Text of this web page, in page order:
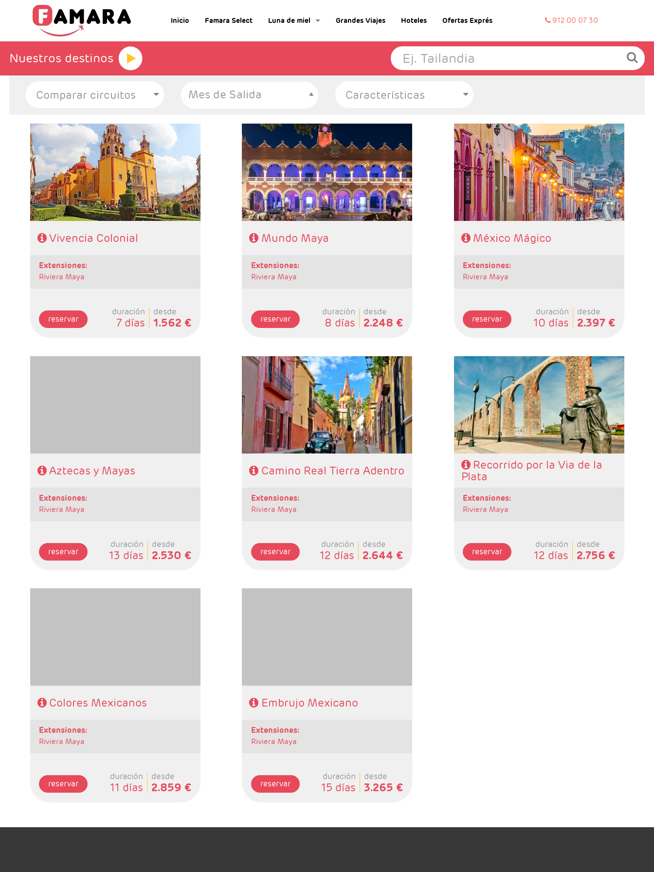
Inicio Famara Select Luna de miel Grandes Viajes Hoteles Ofertas Exprés 912 00 07 30
Nuestros destinos
Mes de Salida
-Salidas: Lunes
- Ruta: 3 Noches Ciudad de México, 1 Noche
San Miguel de Allende y 1 Noche en
Guanajuato
- Categoría Hotelera: C, B y A
Régimen: Según itinerario
Vivencia Colonial
extensiones:
Riviera Maya
reservar
duración
7 días
desde
1.562 €
-Salidas: Sábados
- Ruta: 3 Noches Ciudad de México, 1 Noche
Palenque, 1 Noche en Campeche, 1 Noche en
Mérida y 1 noche en Cancún
- Categoría Hotelera: C, B y A
Régimen: Según itinerario
Mundo Maya
extensiones:
Riviera Maya
reservar
duración
8 días
desde
2.248 €
-Salidas: Jueves
- Ruta: 3 Noches Ciudad de México, 2 Noches
en San Cristóbal, 1 Noche en Palenque, 1
Noche en Campeche, 1 Noche en Mérida y 1
noche en Cancún
- Categoría Hotelera: C, B y A en el circuito
Régimen: Según itinerario
México Mágico
extensiones:
Riviera Maya
reservar
duración
10 días
desde
2.397 €
Aztecas y Mayas
extensiones:
Riviera Maya
reservar
duración
13 días
desde
2.530 €
-Salidas: Lunes
- Ruta: 3 Noches Ciudad de México, 1 Noche
San Miguel de Allende,1 Noche en
Guanajuato, 2 noches Zacatecas, 1 noche
Guadalajara, 1 noche Morelia y 1 noche ciudad
de Mexico.
- Categoría Hotelera: C, B y A
Régimen: Según itinerario
Camino Real Tierra Adentro
extensiones:
Riviera Maya
reservar
duración
12 días
desde
2.644 €
-Salidas: Martes
- Ruta: 2 Noches Ciudad de México, 1 Noche
San Miguel de Allende,1 Noche en
Guanajuato, 2 noches Zacatecas, 1 noche
Guadalajara, 1 noche Morelia, 1 noche Taxco y
1 noche ciudad de Mexico.
- Categoría Hotelera: C, B y A
Régimen: HD + 3 almuerzos
Recorrido por la Via de la
Plata
extensiones:
Riviera Maya
reservar
duración
12 días
desde
2.756 €
Colores Mexicanos
extensiones:
Riviera Maya
reservar
duración
11 días
desde
2.859 €
Embrujo Mexicano
extensiones:
Riviera Maya
reservar
duración
15 días
desde
3.265 €